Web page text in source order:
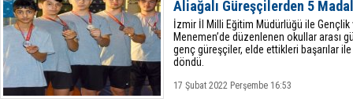
Aliağalı Güreşçilerden 5
İzmir İl Milli Eğitim Müdürlüğü ile
Menemen’de düzenlenen okullar arası
genç güreşçiler, elde ettikleri başarılar
döndü.
17 Şubat 2022 Perşembe 16:53